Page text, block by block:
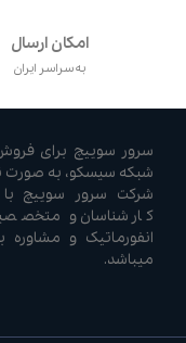
امکان ارسال
به سراسر ایران
سرور سوییچ برای
شبکه سیسکو، به صورت
کارشناسان و
انفورماتیک و
میباشد.